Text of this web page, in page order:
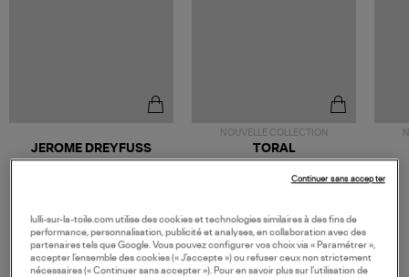
JEROME DREYFUSS
Sac Bobi S Cuir Lamé
NOUVELLE COLLECTION
189,00 €
TORAL
Mocassins Killian Sport
Mousse
lulli-sur-la-toile.com utilise des cookies et technologies similaires à des fins de
performance, personnalisation, publicité et analyses, en collaboration avec des
partenaires tels que Google. Vous pouvez configurer vos choix via « Paramétrer »,
accepter l’ensemble des cookies (« J’accepte ») ou refuser ceux non strictement
nécessaires (« Continuer sans accepter »). Pour en savoir plus sur l’utilisation de
Continuer sans accepter